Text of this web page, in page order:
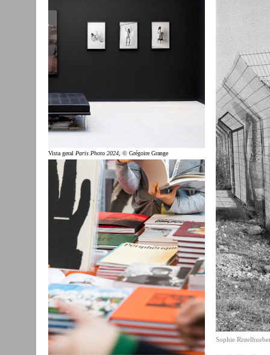
Vista geral Paris Photo 2024 , © Grégoire Grange
Sophie